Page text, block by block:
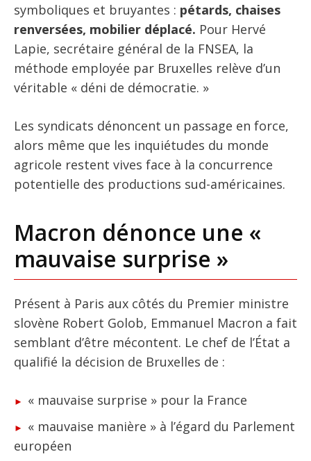
symboliques et bruyantes : pétards, chaises
renversées, mobilier déplacé. Pour Hervé
Lapie, secrétaire général de la FNSEA, la
méthode employée par Bruxelles relève d’un
véritable « déni de démocratie. »
Les syndicats dénoncent un passage en force,
alors même que les inquiétudes du monde
agricole restent vives face à la concurrence
potentielle des productions sud-américaines.
Macron dénonce une «
mauvaise surprise »
Présent à Paris aux côtés du Premier ministre
slovène Robert Golob, Emmanuel Macron a fait
semblant d’être mécontent. Le chef de l’État a
qualifié la décision de Bruxelles de :
« mauvaise surprise » pour la France
« mauvaise manière » à l’égard du Parlement
européen